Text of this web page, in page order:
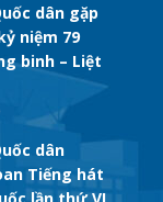
dân gặp
niệm 79
binh – Liệt
dân
Tiếng hát
lần thứ VI